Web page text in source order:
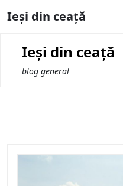
toIeși din ceață
Ieși din ceață
blog general